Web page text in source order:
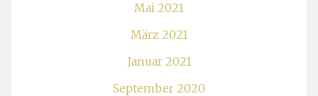
Mai 2021
März 2021
Januar 2021
September 2020